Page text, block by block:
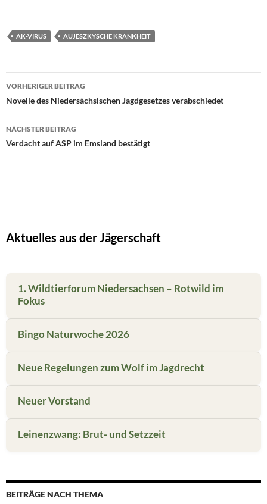
AK-VIRUS AUJESZKYSCHE KRANKHEIT
Beitragsnavigation
VORHERIGER BEITRAG
Novelle des Niedersächsischen Jagdgesetzes verabschiedet
NÄCHSTER BEITRAG
Verdacht auf ASP im Emsland bestätigt
Aktuelles aus der Jägerschaft
1. Wildtierforum Niedersachsen – Rotwild im
Fokus
Bingo Naturwoche 2026
Neue Regelungen zum Wolf im Jagdrecht
Neuer Vorstand
Leinenzwang: Brut- und Setzzeit
BEITRÄGE NACH THEMA